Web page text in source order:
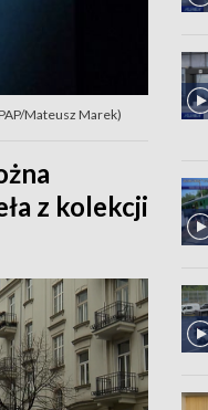
Mateusz Marek)
z kolekcji